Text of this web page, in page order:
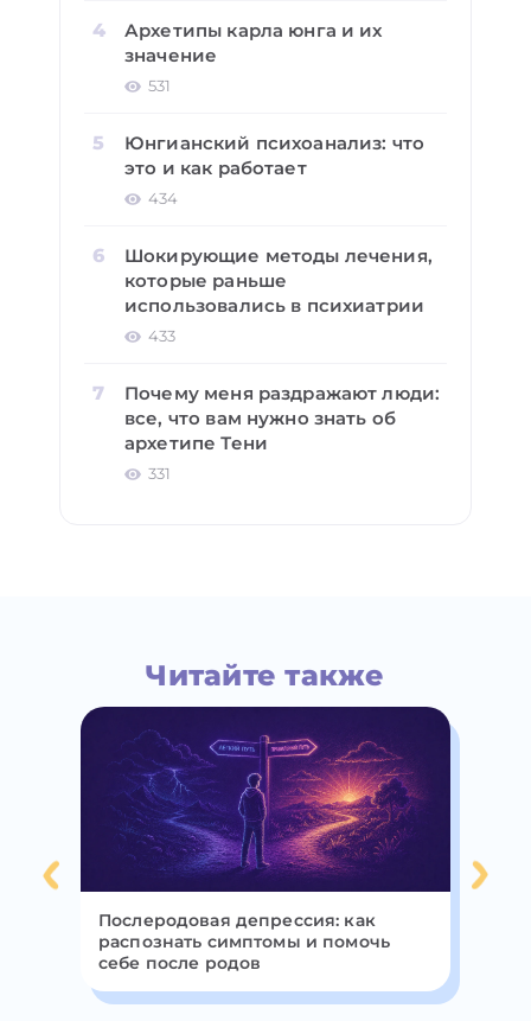
Архетипы карла юнга и их
значение
531
Юнгианский психоанализ: что
это и как работает
434
Шокирующие методы лечения,
которые раньше
использовались в психиатрии
433
Почему меня раздражают люди:
все, что вам нужно знать об
архетипе Тени
331
Читайте также
Послеродовая депрессия: как
распознать симптомы и помочь
себе после родов